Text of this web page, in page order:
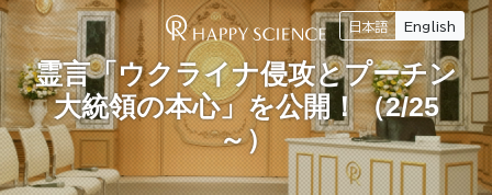
日本語 English
霊言「ウクライナ侵攻とプーチン
大統領の本心」を公開！（2/25
～）